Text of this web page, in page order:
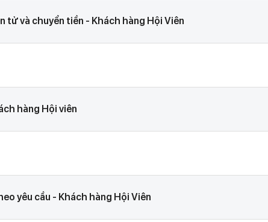
tử và chuyển tiền - Khách hàng Hội Viên
hàng Hội viên
yêu cầu - Khách hàng Hội Viên